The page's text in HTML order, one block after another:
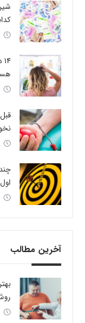
آخرین مطالب